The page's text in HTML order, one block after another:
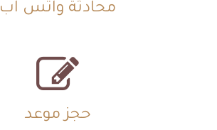
محادثة واتس اب
حجز موعد